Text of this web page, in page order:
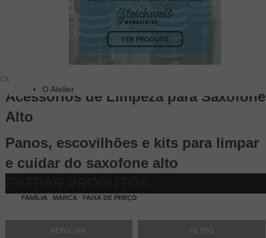
O Atelier
CASA
Acessórios de Limpeza para Saxofone
Alto
Panos, escovilhões e kits para limpar
e cuidar do saxofone alto
FAMÍLIA MARCA FAIXA DE PREÇO